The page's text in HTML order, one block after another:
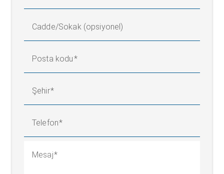
Cadde/Sokak (opsiyonel)
Posta kodu
Şehir
Telefon
Mesaj